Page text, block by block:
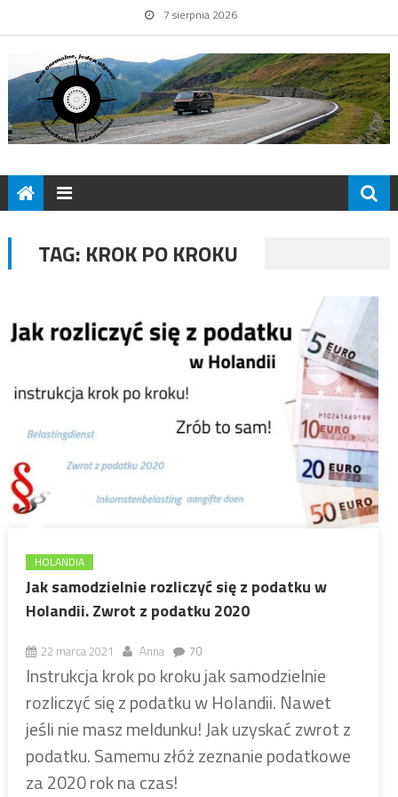
7 sierpnia 2026
TAG: KROK PO KROKU
HOLANDIA
Jak samodzielnie rozliczyć się z podatku w
Holandii. Zwrot z podatku 2020
22 marca 2021 Anna 70
Instrukcja krok po kroku jak samodzielnie
rozliczyć się z podatku w Holandii. Nawet
jeśli nie masz meldunku! Jak uzyskać zwrot z
podatku. Samemu złóż zeznanie podatkowe
za 2020 rok na czas!